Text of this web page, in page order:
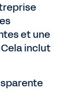
et une
inclut